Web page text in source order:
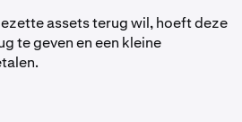
assets terug wil, hoeft deze
te geven en een kleine